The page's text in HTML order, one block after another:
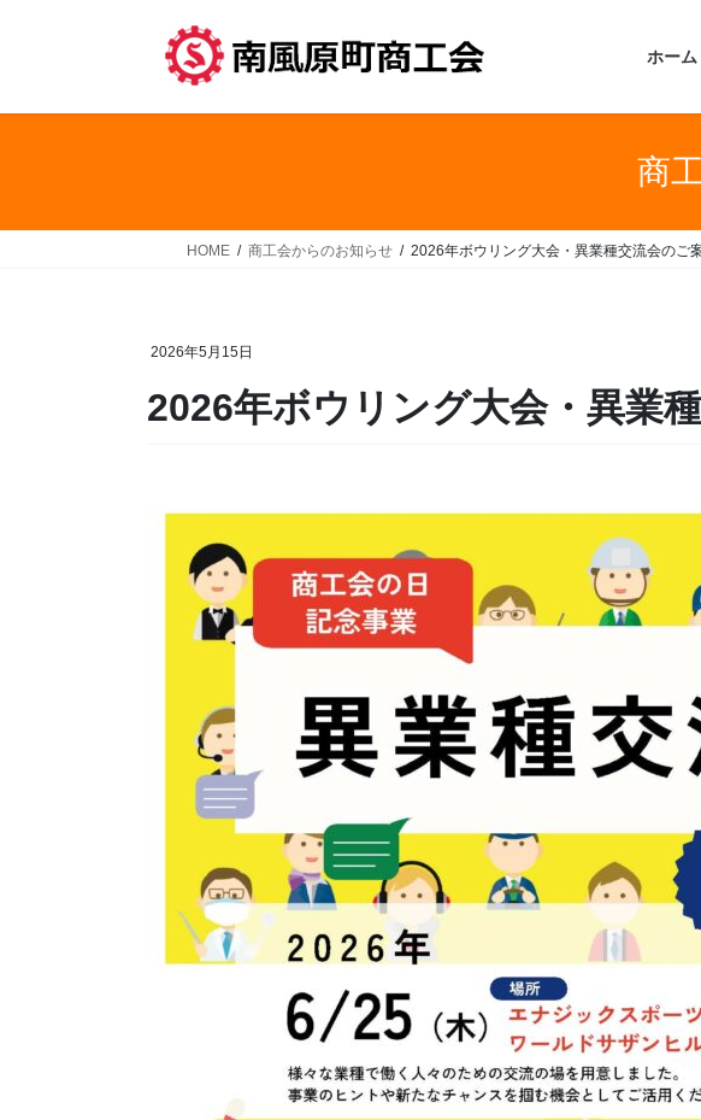
ホーム
商
HOME 商工会からのお知らせ 2026年ボウリング大会・異業種交流会のご
2026年5月15日
2026年ボウリング大会・異業